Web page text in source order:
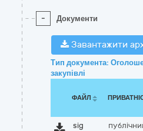
- Документи
Завантажити
Тип документа:
закупівлі
ФАЙЛ
sig